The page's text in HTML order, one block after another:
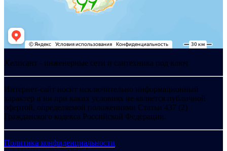
Хелпсант - инженерные сети и сантехника под ключ
Интернет-сайт носит исключительно информационный
характер и ни при каких условиях не является публичной
офертой, определяемой положениями Статьи 437 (2)
Гражданского кодекса Российской Федерации.
Политика конфиденциальности